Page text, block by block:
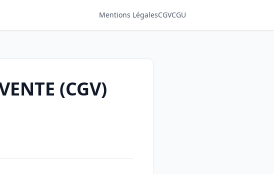
Mentions LégalesCGVCGU
(CGV)